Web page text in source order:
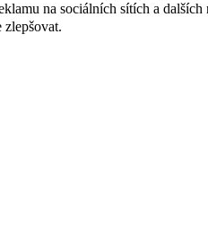
na sociálních sítích a dalších